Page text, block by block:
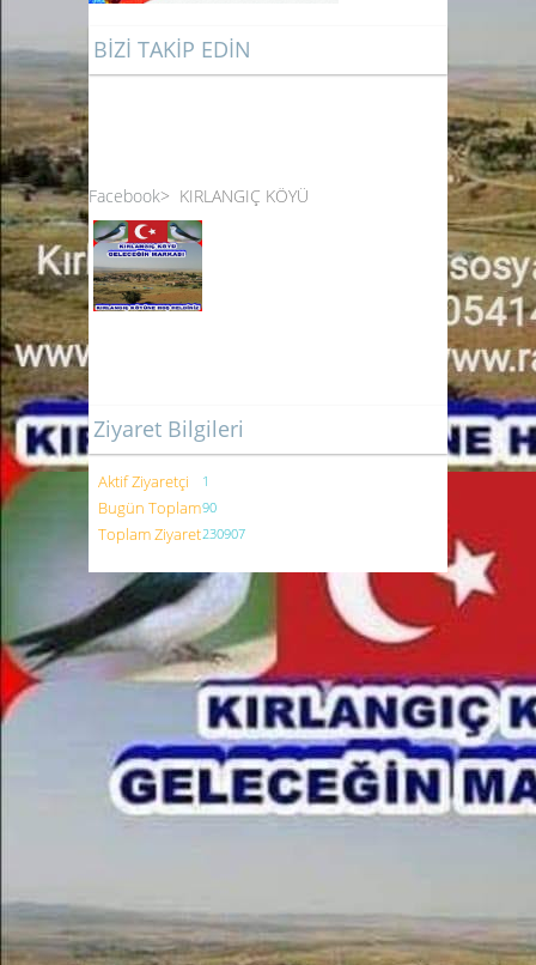
BİZİ TAKİP EDİN
Facebook> KIRLANGIÇ KÖYÜ
Ziyaret Bilgileri
Aktif Ziyaretçi 1
Bugün Toplam90
Toplam Ziyaret230907